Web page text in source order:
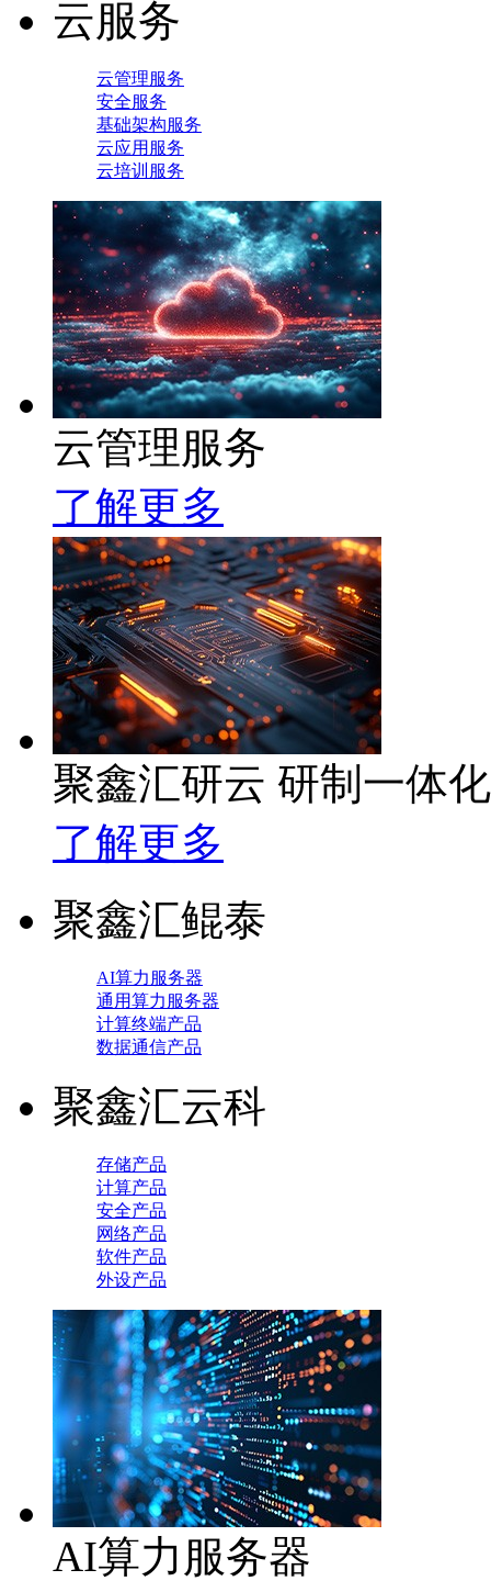
云服务
云管理服务
安全服务
基础架构服务
云应用服务
云培训服务
云管理服务
了解更多
聚鑫汇研云 研制一体
了解更多
聚鑫汇鲲泰
AI算力服务器
通用算力服务器
计算终端产品
数据通信产品
聚鑫汇云科
存储产品
计算产品
安全产品
网络产品
软件产品
外设产品
AI算力服务器